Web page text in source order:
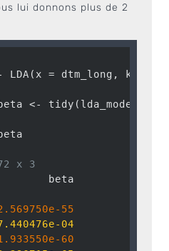
lui donnons plus de 2
LDA(x = dtm_long, k =
<-
x 3
beta
55
04
60